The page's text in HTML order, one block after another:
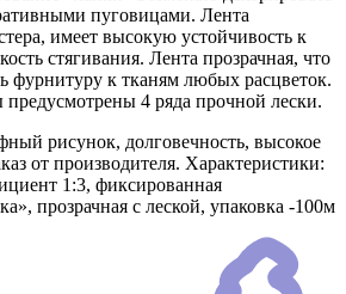
пуговицами. Лента
имеет высокую устойчивость к
стягивания. Лента прозрачная, что
фурнитуру к тканям любых расцветок.
предусмотрены 4 ряда прочной лески.
рисунок, долговечность, высокое
от производителя. Характеристики:
1:3, фиксированная
прозрачная с леской, упаковка -100м